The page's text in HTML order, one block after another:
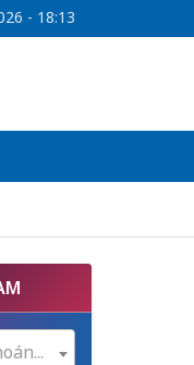
- 18:13